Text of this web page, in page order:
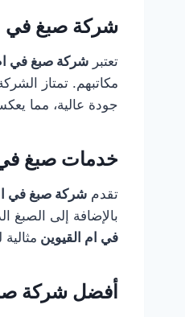
شركة صبغ في
تعتبر شركة صبغ في
مكاتبهم. تمتاز
جودة عالية، مما
خدمات صبغ في
تقدم شركة صبغ في
بالإضافة إلى
في ام القيوين
أفضل شركة